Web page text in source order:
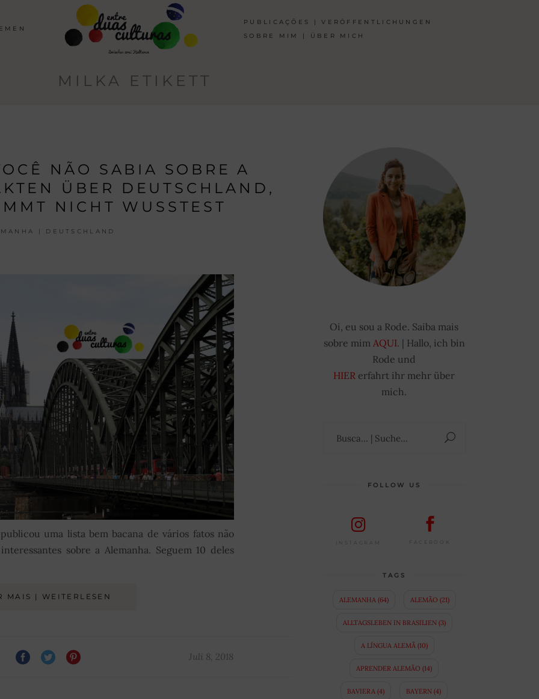
PUBLICAÇÕES | VERÖFFENTLICHUNGEN
SOBRE MIM | ÜBER MICH
MILKA ETIKETT
NÃO SABIA SOBRE A
ÜBER DEUTSCHLAND,
NICHT WUSSTEST
| DEUTSCHLAND
uma lista bem bacana de vários fatos não
sobre a Alemanha. Seguem 10 deles
MAIS | WEITERLESEN
Juli 8, 2018
Oi, eu sou a Rode. Saiba mais
sobre mim AQUI. | Hallo, ich bin
Rode und
HIER erfahrt ihr mehr über
mich.
FOLLOW US
INSTAGRAM FACEBOOK
TAGS
ALEMANHA (64) ALEMÃO (21)
ALLTAGSLEBEN IN BRASILIEN(3)
A LÍNGUA ALEMÃ (10)
APRENDER ALEMÃO (14)
BAVIERA (4) BAYERN (4)